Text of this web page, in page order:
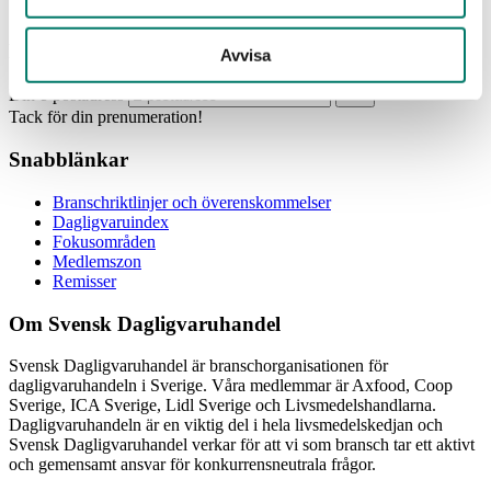
Avvisa
Din e-postadress
Tack för din prenumeration!
Snabblänkar
Branschriktlinjer och överenskommelser
Dagligvaruindex
Fokusområden
Medlemszon
Remisser
Om Svensk Dagligvaruhandel
Svensk Dagligvaruhandel är branschorganisationen för
dagligvaruhandeln i Sverige. Våra medlemmar är Axfood, Coop
Sverige, ICA Sverige, Lidl Sverige och Livsmedelshandlarna.
Dagligvaruhandeln är en viktig del i hela livsmedelskedjan och
Svensk Dagligvaruhandel verkar för att vi som bransch tar ett aktivt
och gemensamt ansvar för konkurrensneutrala frågor.